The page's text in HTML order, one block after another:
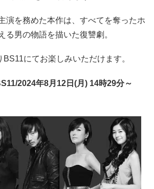
演を務めた本作は、すべてを奪ったホ
る男の物語を描いた復讐劇。
にてお楽しみいただけます。
2024年8月12日(月) 14時29分～